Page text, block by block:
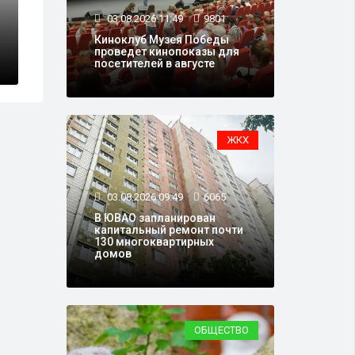
нового
Москвичам
03.08.2026 11:49 9801
Киноклуб Музея Победы
проведет кинопоказы для
посетителей в августе
ЖКХ
03.08.2026 09:49 6065
В ЮВАО запланирован
капитальный ремонт почти
130 многоквартирных
домов
ОБЩЕСТВО